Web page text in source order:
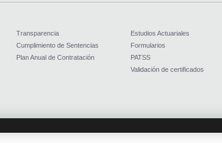
Transparencia
Cumplimiento de Sentencias
Plan Anual de Contratación
Estudios Actuariales
Formularios
PATSS
Validación de certificados